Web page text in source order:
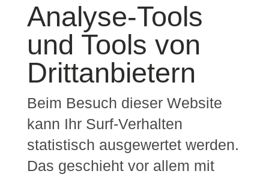
Analyse-Tools
und Tools von
Dritt­anbietern
Beim Besuch dieser Website
kann Ihr Surf-Verhalten
statistisch ausgewertet werden.
Das geschieht vor allem mit